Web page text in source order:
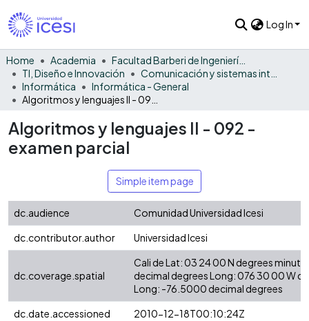
Log In
Home Academia
Facultad Barberi de Ingeniería, Diseño y Ciencias Aplicadas
TI, Diseño e Innovación
Informática
Informática - General
Algoritmos y lenguajes II - 092 -
examen parcial
Simple item page
dc.audience
Comunidad Universidad Icesi
dc.contributor.author
Universidad Icesi
dc.coverage.spatial
Cali de Lat: 03 24 00 N degrees
decimal degrees Long: 076 30 00 W
Long: -76.5000 decimal degrees
dc.date.accessioned
2010-12-18T00:10:24Z